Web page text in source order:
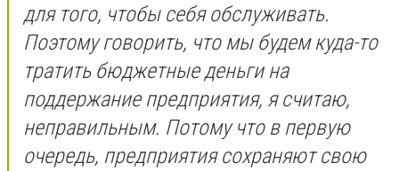
для того, чтобы себя обслуживать.
Поэтому говорить, что мы будем куда-то
тратить бюджетные деньги на
поддержание предприятия, я считаю,
неправильным. Потому что в первую
очередь, предприятия сохраняют свою